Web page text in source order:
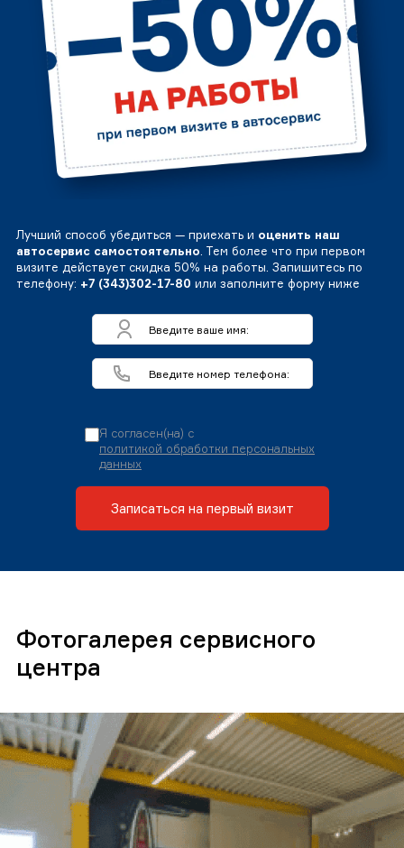
Лучший способ убедиться — приехать и оценить наш
автосервис самостоятельно . Тем более что при первом
визите действует скидка 50% на работы. Запишитесь по
телефону: +7 (343)302-17-80 или заполните форму ниже
Я согласен(на) с
политикой обработки персональных
данных
Записаться на первый визит
Фотогалерея сервисного
центра